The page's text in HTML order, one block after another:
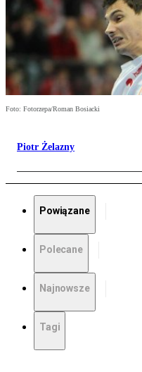
Foto: Fotorzepa/Roman Bosiacki
Piotr Żelazny
Powiązane
Polecane
Najnowsze
Tagi